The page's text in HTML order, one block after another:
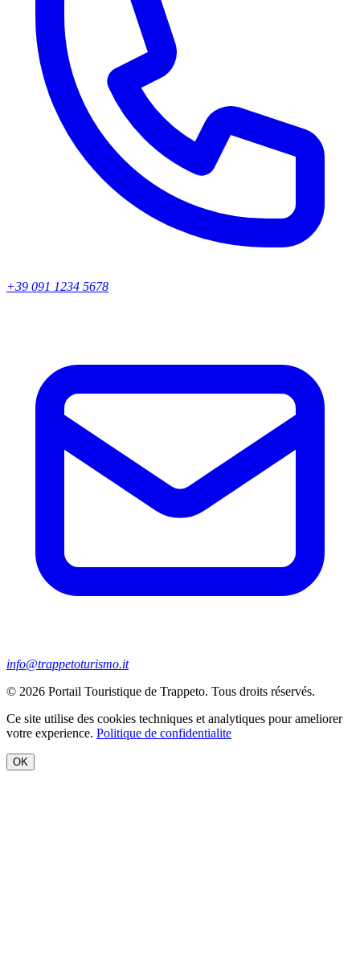
+39 091 1234 5678
info@trappetoturismo.it
© 2026 Portail Touristique de Trappeto. Tous droits réservés.
Ce site utilise des cookies techniques et analytiques pour ameliorer
votre experience. Politique de confidentialite
OK